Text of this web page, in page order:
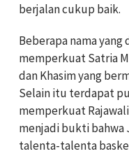
berjalan cukup baik.
Beberapa nama yang
memperkuat Satria
dan Khasim yang
Selain itu terdapat
memperkuat
menjadi bukti bahwa
talenta-talenta